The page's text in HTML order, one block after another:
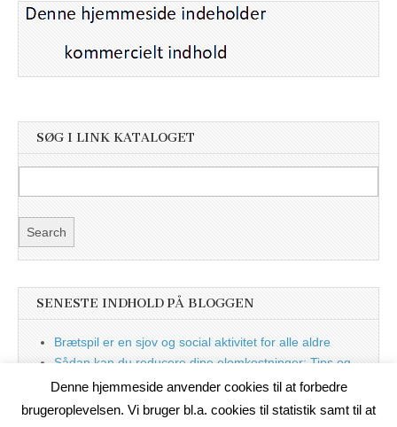
SØG I LINK KATALOGET
SENESTE INDHOLD PÅ BLOGGEN
Brætspil er en sjov og social aktivitet for alle aldre
Sådan kan du reducere dine elomkostninger: Tips og
tricks til at spare på elprisen
Nu med blog
Denne hjemmeside anvender cookies til at forbedre
brugeroplevelsen. Vi bruger bl.a. cookies til statistik samt til at